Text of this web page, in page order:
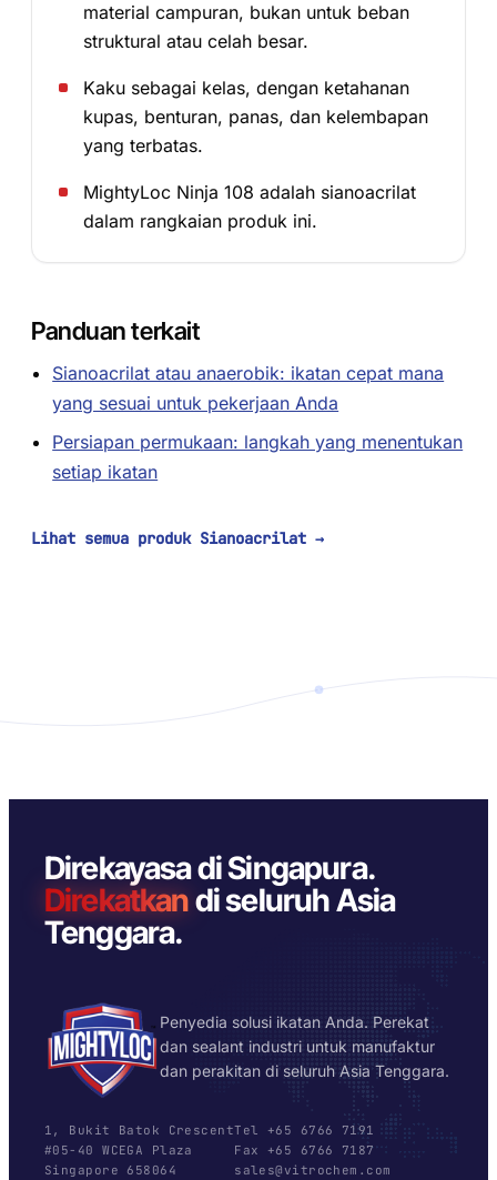
material campuran, bukan untuk beban
struktural atau celah besar.
Kaku sebagai kelas, dengan ketahanan
kupas, benturan, panas, dan kelembapan
yang terbatas.
MightyLoc Ninja 108 adalah sianoacrilat
dalam rangkaian produk ini.
Panduan terkait
Sianoacrilat atau anaerobik: ikatan cepat mana
yang sesuai untuk pekerjaan Anda
Persiapan permukaan: langkah yang menentukan
setiap ikatan
Lihat semua produk Sianoacrilat →
Direkayasa di Singapura.
Direkatkandi seluruh Asia
Tenggara.
Penyedia solusi ikatan Anda. Perekat
dan sealant industri untuk manufaktur
dan perakitan di seluruh Asia Tenggara.
1, Bukit Batok Crescent
#05-40 WCEGA Plaza
Singapore 658064
Tel +65 6766 7191
Fax +65 6766 7187
sales@vitrochem.com